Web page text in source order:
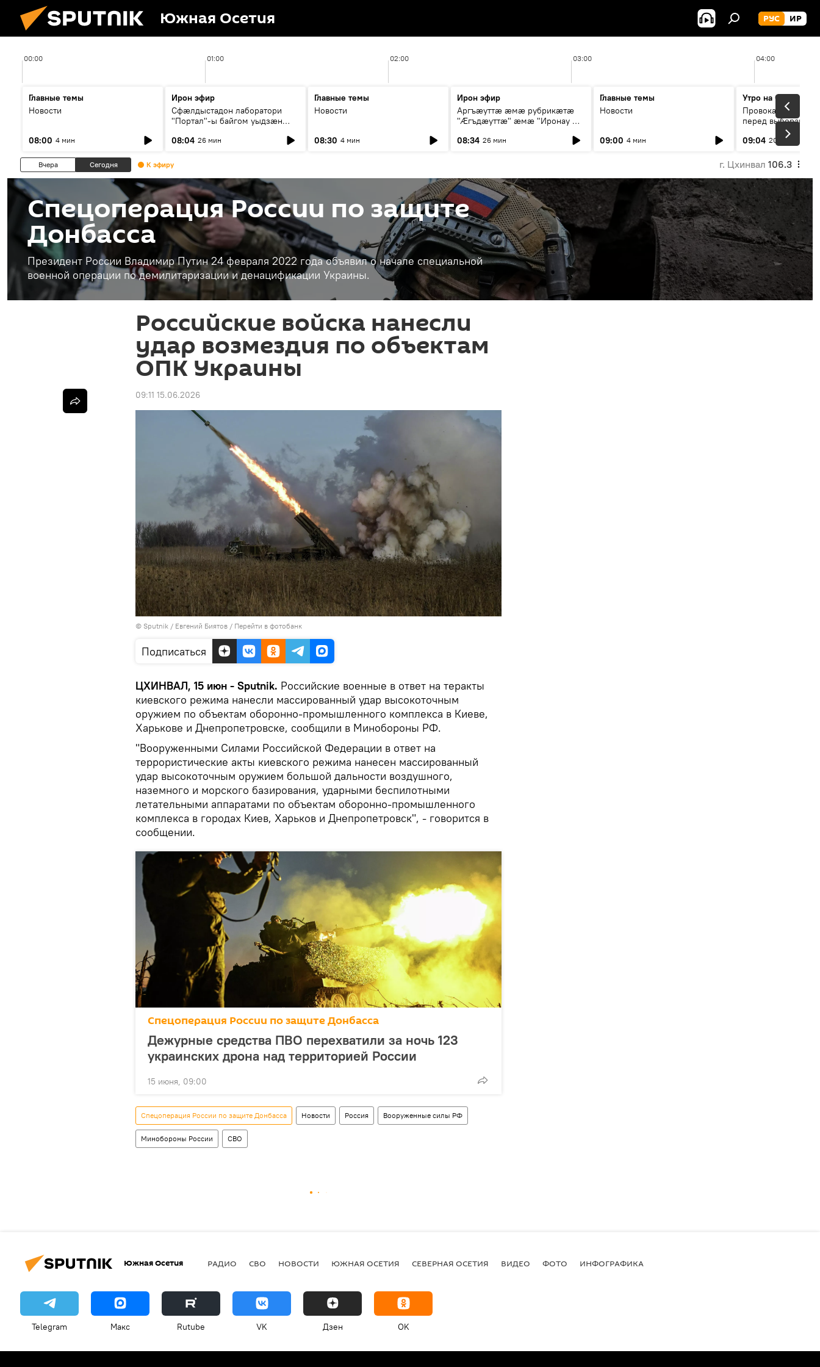
Южная Осетия РУС ИР
00:00 01:00 02:00 03:00 04:00
Главные темы
Новости
08:00 4 мин
Ирон эфир
Сфæлдыстадон лаборатори
"Портал"-ы байгом уыдзæн
Æхсары куыстыты равдыст
08:04 26 мин
Главные темы
Новости
08:30 4 мин
Ирон эфир
Аргъæуттæ æмæ рубрикæтæ
"Æгъдæуттæ" æмæ "Иронау æй
08:34 26 мин
Главные темы
Новости
09:00 4 мин
Утро на Спутнике
Провокации со
перед выборами в
09:04 20 мин
Вчера Сегодня К эфиру г. Цхинвал 106.3
Спецоперация России по защите
Донбасса
Президент России Владимир Путин 24 февраля 2022 года объявил о начале специальной
военной операции по демилитаризации и денацификации Украины.
Российские войска нанесли
удар возмездия по объектам
ОПК Украины
09:11 15.06.2026
© Sputnik / Евгений Биятов / Перейти в фотобанк
Подписаться
ЦХИНВАЛ, 15 июн - Sputnik. Российские военные в ответ на теракты
киевского режима нанесли массированный удар высокоточным
оружием по объектам оборонно-промышленного комплекса в Киеве,
Харькове и Днепропетровске, сообщили в Минобороны РФ.
"Вооруженными Силами Российской Федерации в ответ на
террористические акты киевского режима нанесен массированный
удар высокоточным оружием большой дальности воздушного,
наземного и морского базирования, ударными беспилотными
летательными аппаратами по объектам оборонно-промышленного
комплекса в городах Киев, Харьков и Днепропетровск", - говорится в
сообщении.
Спецоперация России по защите Донбасса
Дежурные средства ПВО перехватили за ночь 123
украинских дрона над территорией России
15 июня, 09:00
Спецоперация России по защите Донбасса Новости Россия Вооруженные силы РФ
Минобороны России СВО
Южная Осетия РАДИО СВО НОВОСТИ ЮЖНАЯ ОСЕТИЯ СЕВЕРНАЯ ОСЕТИЯ ВИДЕО ФОТО ИНФОГРАФИКА
Telegram Макс Rutube VK Дзен OK